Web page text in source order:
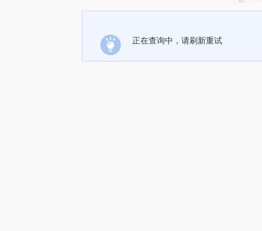
正在查询中，请刷新重试